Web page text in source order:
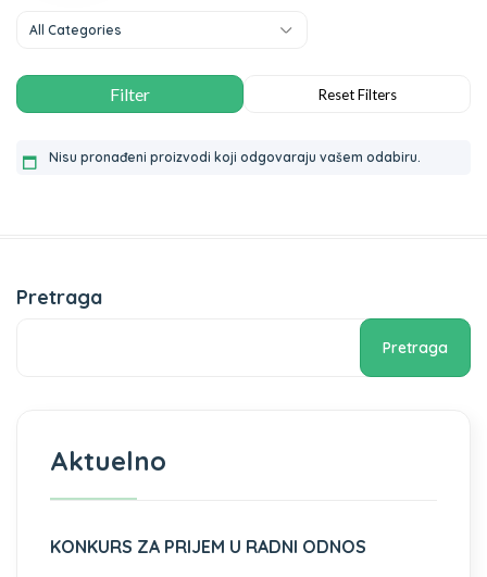
All Categories
Nisu pronađeni proizvodi koji odgovaraju vašem odabiru.
Pretraga
Pretraga
Aktuelno
KONKURS ZA PRIJEM U RADNI ODNOS